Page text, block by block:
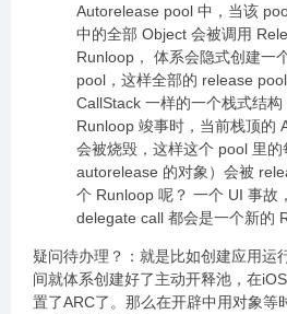
Autorelease pool 中，当该
中的全部 Object 会被调用
Runloop， 体系会隐式创建一
pool，这样全部的 release
CallStack 一样的一个栈式结构
Runloop 竣事时，当前栈顶的
会被烧毁，这样这个 pool 里
autorelease 的对象）会被
个 Runloop 呢？ 一个 UI 事故
delegate call 都会是一个新的
疑问待办理？：就是比如创建应用运
间就体系创建好了主动开释池，在
置了ARC了。那么在开辟中用对象等